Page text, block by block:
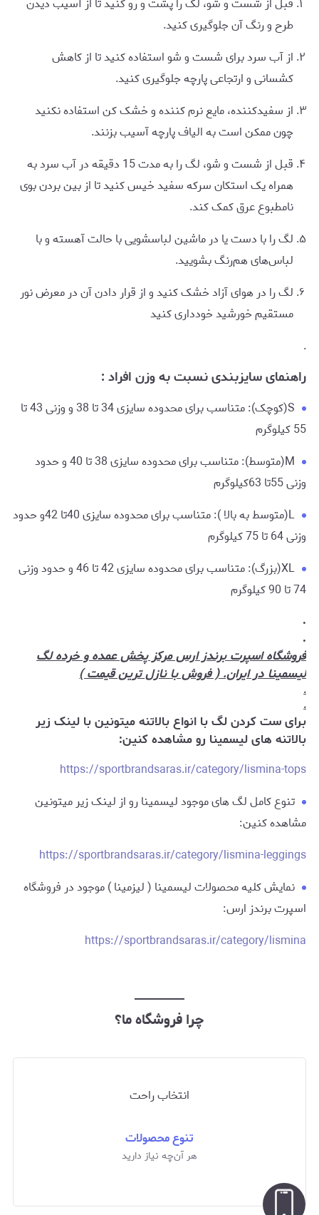
قبل از شست و شو، لگ را پشت و رو کنید تا از آسیب دیدن
طرح و رنگ آن جلوگیری کنید.
از آب سرد برای شست و شو استفاده کنید تا از کاهش
کشسانی و ارتجاعی پارچه جلوگیری کنید.
از سفیدکننده، مایع نرم کننده و خشک کن استفاده نکنید
چون ممکن است به الیاف پارچه آسیب بزنند.
قبل از شست و شو، لگ را به مدت 15 دقیقه در آب سرد به
همراه یک استکان سرکه سفید خیس کنید تا از بین بردن بوی
نامطبوع عرق کمک کند.
لگ را با دست یا در ماشین لباسشویی با حالت آهسته و با
لباس‌های هم‌رنگ بشویید.
لگ را در هوای آزاد خشک کنید و از قرار دادن آن در معرض نور
مستقیم خورشید خودداری کنید
.
راهنمای سایزبندی نسبت به وزن افراد :
S(کوچک): متناسب برای محدوده سایزی 34 تا 38 و وزنی 43 تا
55 کیلوگرم
M(متوسط): متناسب برای محدوده سایزی 38 تا 40 و حدود
وزنی 55تا 63کیلوگرم
L(متوسط به بالا ): متناسب برای محدوده سایزی 40تا 42و حدود
وزنی 64 تا 75 کیلوگرم
XL(بزرگ): متناسب برای محدوده سایزی 42 تا 46 و حدود وزنی
74 تا 90 کیلوگرم
.
.
فروشگاه اسپرت برندز ارس مرکز پخش عمده و خرده لگ
لیسمینا در ایران. ( فروش با نازل ترین قیمت )
.
.
برای ست کردن لگ با انواع بالاتنه میتونین با لینک زیر
بالاتنه های لیسمینا رو مشاهده کنین:
https://sportbrandsaras.ir/category/lismina-tops
تنوع کامل لگ های موجود لیسمینا رو از لینک زیر میتونین
مشاهده کنین:
https://sportbrandsaras.ir/category/lismina-leggings
نمایش کلیه محصولات لیسمینا ( لیزمینا ) موجود در فروشگاه
اسپرت برندز ارس:
https://sportbrandsaras.ir/category/lismina
چرا فروشگاه ما؟
انتخاب راحت
تنوع محصولات
هر آن‌چه نیاز دارید